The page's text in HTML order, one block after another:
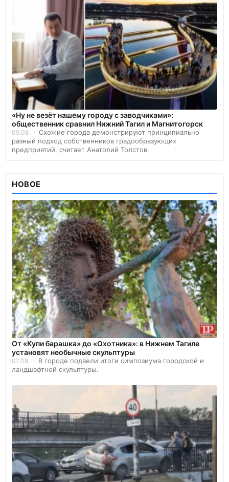
«Ну не везёт нашему городу с заводчиками»:
общественник сравнил Нижний Тагил и Магнитогорск
05.08
Схожие города демонстрируют принципиально
разный подход собственников градообразующих
предприятий, считает Анатолий Толстов.
НОВОЕ
От «Купи барашка» до «Охотника»: в Нижнем Тагиле
установят необычные скульптуры
07.08
В городе подвели итоги симпозиума городской и
ландшафтной скульптуры.